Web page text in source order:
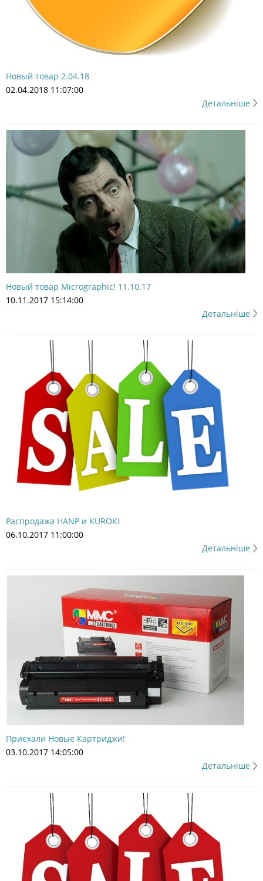
Новый товар 2.04.18
02.04.2018 11:07:00
Детальніше
Новый товар Micrographic! 11.10.17
10.11.2017 15:14:00
Детальніше
Распродажа HANP и KUROKI
06.10.2017 11:00:00
Детальніше
Приехали Новые Картриджи!
03.10.2017 14:05:00
Детальніше